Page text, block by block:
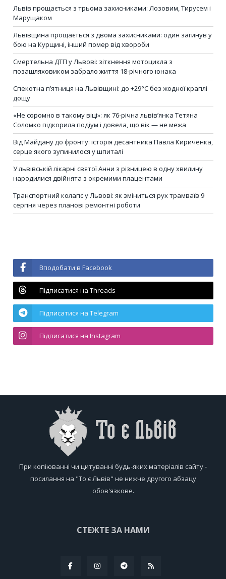
Львів прощається з трьома захисниками: Лозовим, Тирусем і
Марущаком
Львівщина прощається з двома захисниками: один загинув у
бою на Курщині, інший помер від хвороби
Смертельна ДТП у Львові: зіткнення мотоцикла з
позашляховиком забрало життя 18-річного юнака
Спекотна п’ятниця на Львівщині: до +29°C без жодної краплі
дощу
«Не соромно в такому віці»: як 76-річна львів’янка Тетяна
Соломко підкорила подіум і довела, що вік — не межа
Від Майдану до фронту: історія десантника Павла Кириченка,
серце якого зупинилося у шпиталі
У львівській лікарні святої Анни з різницею в одну хвилину
народилися двійнята з окремими плацентами
Транспортний колапс у Львові: як зміниться рух трамваїв 9
серпня через планові ремонтні роботи
Вподобати в Facebook
Підписатися на Threads
Підписатися на Telegram
Підписатися на Instagram
При копіюванні чи цитуванні будь-яких матеріалів сайту -
посилання на "То є Львів" не нижче другого абзацу
обов'язкове.
СТЕЖТЕ ЗА НАМИ